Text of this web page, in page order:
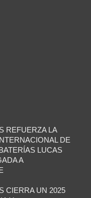
REFUERZA LA
DE
LUCAS
A
CIERRA UN 2025